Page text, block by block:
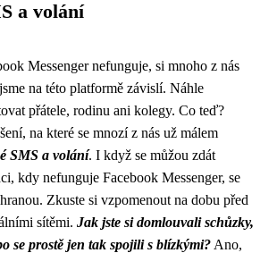
a volání
Messenger nefunguje, si mnoho z nás
na této platformě závislí. Náhle
přátele, rodinu ani kolegy. Co teď?
na které se mnozí z nás už málem
SMS a volání. I když se můžou zdát
kdy nefunguje Facebook Messenger, se
Zkuste si vzpomenout na dobu před
sítěmi. Jak jste si domlouvali schůzky,
se prostě jen tak spojili s blízkými? Ano,